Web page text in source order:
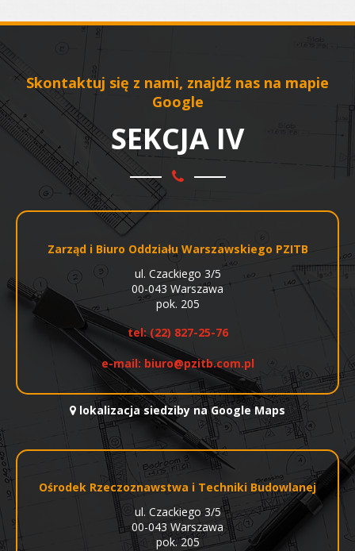
Skontaktuj się z nami, znajdź nas na mapie
Google
SEKCJA IV
Zarząd i Biuro Oddziału Warszawskiego PZITB
ul. Czackiego 3/5
00-043 Warszawa
pok. 205
tel: (22) 827-25-76
e-mail: biuro@pzitb.com.pl
lokalizacja siedziby na Google Maps
Ośrodek Rzeczoznawstwa i Techniki Budowlanej
ul. Czackiego 3/5
00-043 Warszawa
pok. 205